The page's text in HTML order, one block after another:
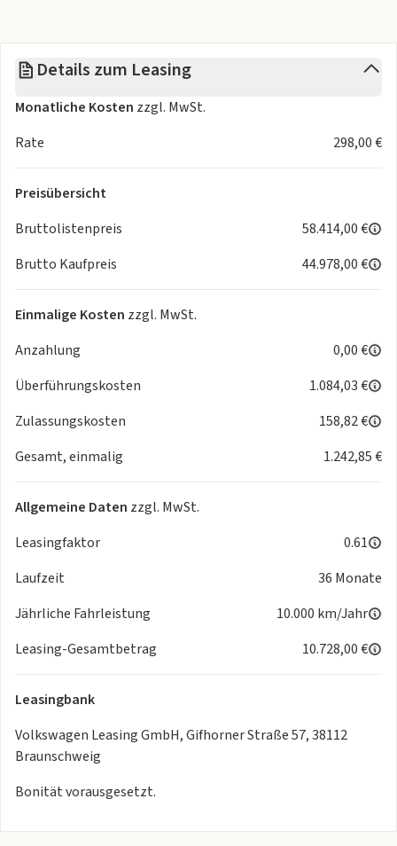
rechts in der 2. Sitzreihe EUR 230,00
U9E 2 USB-C-Schnittstellen vorn, 2 USB-C-Ladebuchsen an
der
WHA Standheizung und -lüftung EUR 1.330,00
Details zum Leasing
Monatliche Kosten zzgl. MwSt.
Rate
298,00 €
Preisübersicht
Bruttolistenpreis
58.414,00 €
Brutto Kaufpreis
44.978,00 €
Einmalige Kosten zzgl. MwSt.
Anzahlung
0,00 €
Überführungskosten
1.084,03 €
Zulassungskosten
158,82 €
Gesamt, einmalig
1.242,85 €
Allgemeine Daten zzgl. MwSt.
Leasingfaktor
0.61
Laufzeit
36 Monate
Jährliche Fahrleistung
10.000 km/Jahr
Leasing-Gesamtbetrag
10.728,00 €
Leasingbank
Volkswagen Leasing GmbH, Gifhorner Straße 57, 38112
Braunschweig
Bonität vorausgesetzt.